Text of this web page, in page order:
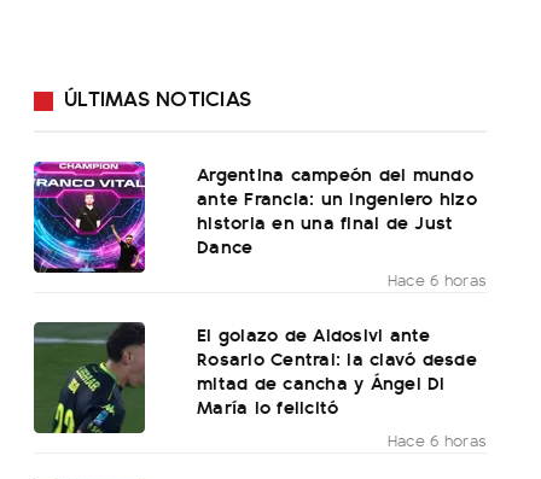
ÚLTIMAS NOTICIAS
Argentina campeón del mundo
ante Francia: un ingeniero hizo
historia en una final de Just
Dance
Hace 6 horas
El golazo de Aldosivi ante
Rosario Central: la clavó desde
mitad de cancha y Ángel Di
María lo felicitó
Hace 6 horas